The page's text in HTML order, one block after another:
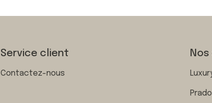
Service client
Contactez-nous